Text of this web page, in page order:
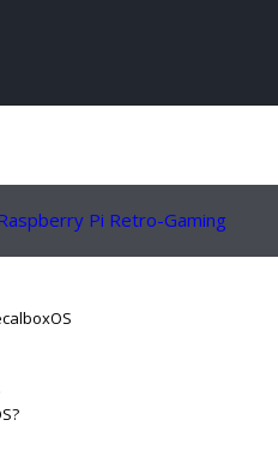
Pi Retro-Gaming